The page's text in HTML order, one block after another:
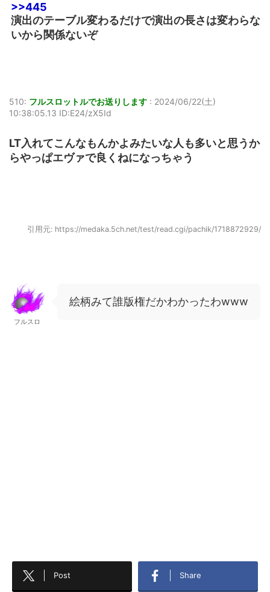
>>445
演出のテーブル変わるだけで演出の長さは変わらな
いから関係ないぞ
510: フルスロットルでお送りします : 2024/06/22(土)
10:38:05.13 ID:E24/zX5Id
LT入れてこんなもんかよみたいな人も多いと思うか
らやっぱエヴァで良くねになっちゃう
引用元: https://medaka.5ch.net/test/read.cgi/pachik/1718872929/
フルスロ
絵柄みて誰版権だかわかったわwww
Post Share